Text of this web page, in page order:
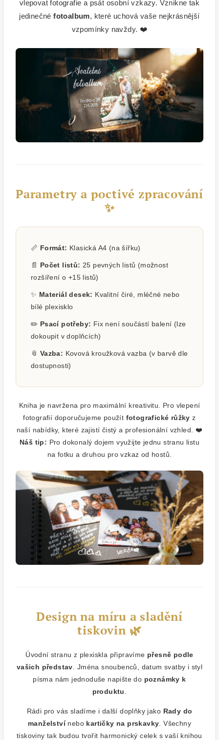
vlepovat fotografie a psát osobní vzkazy. Vznikne tak
jedinečnéfotoalbum, které uchová vaše nejkrásnější
vzpomínky navždy. ❤️
Parametry a poctivé zpracování
✨
📏 Formát: Klasická A4 (na šířku)
📄 Počet listů: 25 pevných listů (možnost
rozšíření o +15 listů)
✨ Materiál desek: Kvalitní čiré, mléčné nebo
bílé plexisklo
✏️ Psací potřeby: Fix není součástí balení (lze
dokoupit v doplňcích)
📎 Vazba: Kovová kroužková vazba (v barvě dle
dostupnosti)
Kniha je navržena pro maximální kreativitu. Pro vlepení
fotografií doporučujeme použít fotografické růžky z
naší nabídky, které zajistí čistý a profesionální vzhled. ❤️
Náš tip: Pro dokonalý dojem využijte jednu stranu listu
na fotku a druhou pro vzkaz od hostů.
Design na míru a sladění
tiskovin 🌿
Úvodní stranu z plexiskla připravíme přesně podle
vašich představ . Jména snoubenců, datum svatby i styl
písma nám jednoduše napište do poznámky k
produktu
Rádi pro vás sladíme i další doplňky jako Rady do
manželstvínebo kartičky na prskavky . Všechny
tiskoviny tak budou tvořit harmonický celek s vaší knihou